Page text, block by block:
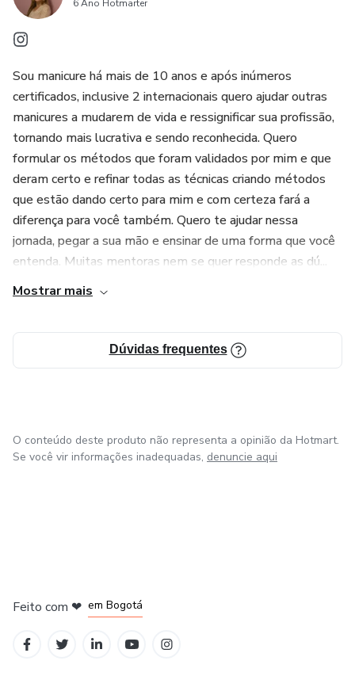
6 Ano Hotmarter
Sou manicure há mais de 10 anos e após inúmeros
certificados, inclusive 2 internacionais quero ajudar outras
manicures a mudarem de vida e ressignificar sua profissão,
tornando mais lucrativa e sendo reconhecida. Quero
formular os métodos que foram validados por mim e que
deram certo e refinar todas as técnicas criando métodos
que estão dando certo para mim e com certeza fará a
diferença para você também. Quero te ajudar nessa
jornada, pegar a sua mão e ensinar de uma forma que você
entenda. Muitas mentoras nem se quer responde as dú...
Mostrar mais
Dúvidas frequentes
O conteúdo deste produto não representa a opinião da Hotmart.
Se você vir informações inadequadas, denuncie aqui
Feito com ❤ em Bogotá